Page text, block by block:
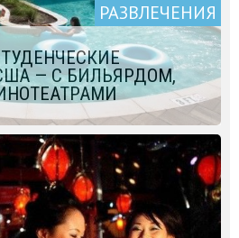
РАЗВЛЕЧЕНИЯ
— С БИЛЬЯРДОМ,